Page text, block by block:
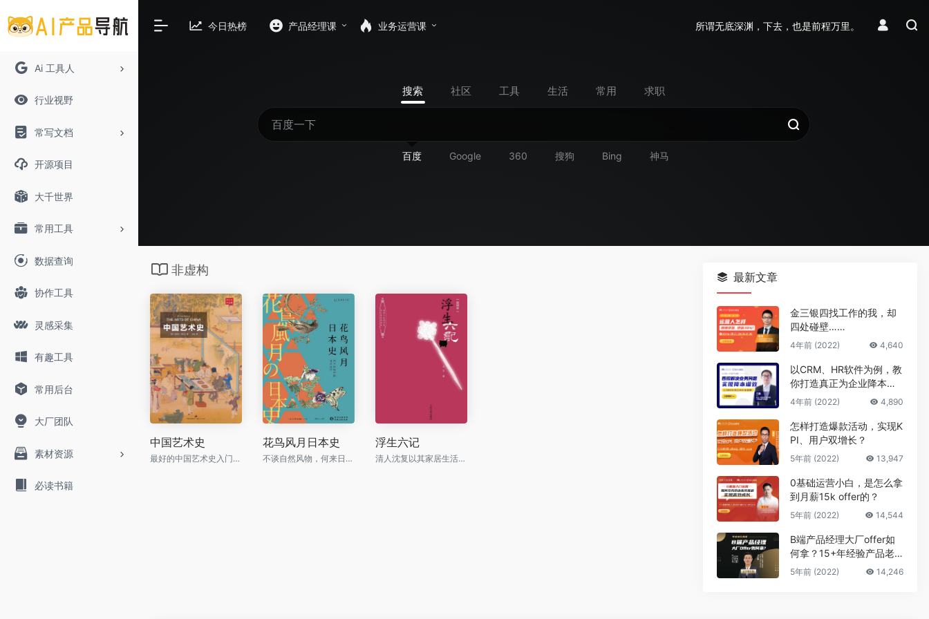
Ai 工具人
行业视野
常写文档
开源项目
大千世界
常用工具
数据查询
协作工具
灵感采集
有趣工具
常用后台
大厂团队
素材资源
必读书籍
今日热榜 产品经理课 业务运营课 所谓无底深渊，下去，也是前程万里。
搜索 社区 工具 生活 常用 求职
百度 Google 360 搜狗 Bing 神马
非虚构
中国艺术史
最好的中国艺术史入门书，牛津、耶鲁、普林斯顿沿用40年之经典读本
花鸟风月日本史
不谈自然风物，何来日式美学！
浮生六记
清人沈复以其家居生活和浪游见闻为内容写成的《浮生六记》，为中国文学史上的一支奇葩。
最新文章
金三银四找工作的我，却
四处碰壁……
4年前 (2022) 4,640
以CRM、HR软件为例，教
你打造真正为企业降本增
效的B端产品
4年前 (2022) 4,890
怎样打造爆款活动，实现K
PI、用户双增长？
5年前 (2022) 13,947
0基础运营小白，是怎么拿
到月薪15k offer的？
5年前 (2022) 14,544
B端产品经理大厂offer如
何拿？15+年经验产品老
司机告诉你答案
5年前 (2022) 14,246